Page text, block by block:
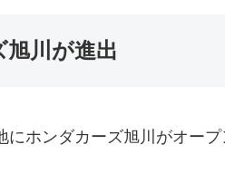
川が進出
ホンダカーズ旭川がオープ